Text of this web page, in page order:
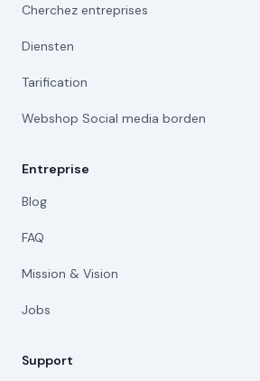
Cherchez entreprises
Diensten
Tarification
Webshop Social media borden
Entreprise
Blog
FAQ
Mission & Vision
Jobs
Support